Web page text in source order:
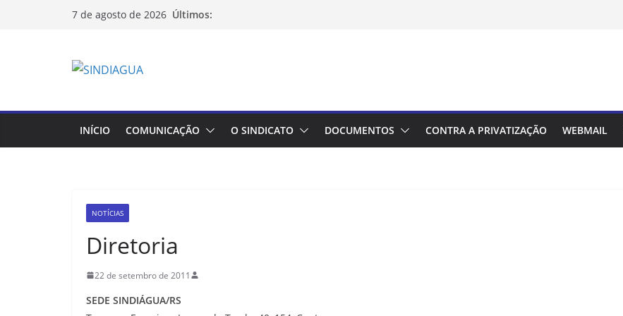
7 de agosto de 2026 Últimos:
INÍCIO COMUNICAÇÃO O SINDICATO DOCUMENTOS CONTRA A PRIVATIZAÇÃO WEBMAIL
NOTÍCIAS
Diretoria
22 de setembro de 2011
SEDE SINDIÁGUA/RS